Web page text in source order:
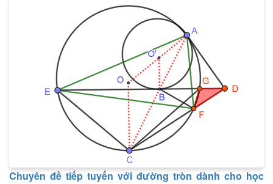
Chuyên đề tiếp tuyến với đường tròn dành cho học